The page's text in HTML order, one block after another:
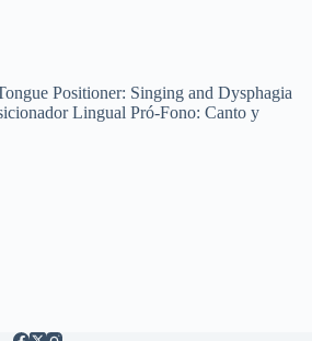
Positioner: Singing and Dysphagia
Lingual Pró-Fono: Canto y